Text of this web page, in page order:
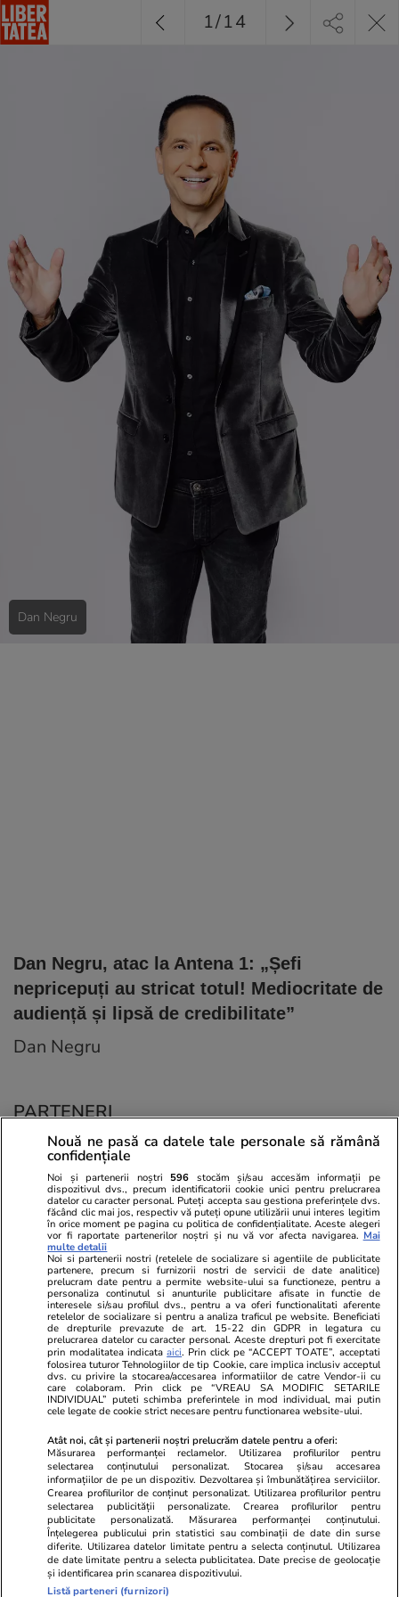
Dan Negru
Dan Negru, atac la Antena 1: „Șefi
nepricepuți au stricat totul! Mediocritate de
audiență și lipsă de credibilitate”
Dan Negru
1/14
PARTENERI
Viva.ro
Ce s-a aflat despre prima soție a lui Claudiu
Manda i-a suprins pe toți! Dar mai ales gestul
făcut de Olguța pentru mama copilului
soțului e chiar cir...
Unica.ro
Nu și ei! S-au
căsnicie! Cei doi
secret. Nimeni
motiv al
© 2026 Ringier Romania. Toate drepturile rezervate
Actualizare preferințe cookies
Nouă ne pasă ca datele tale personale să rămână
confidențiale
Noi și partenerii noștri 596 stocăm și/sau accesăm informații pe
dispozitivul dvs., precum identificatorii cookie unici pentru prelucrarea
datelor cu caracter personal. Puteți accepta sau gestiona preferințele dvs.
făcând clic mai jos, respectiv vă puteți opune utilizării unui interes legitim
în orice moment pe pagina cu politica de confidențialitate. Aceste alegeri
vor fi raportate partenerilor noștri și nu vă vor afecta navigarea. Mai
multe detalii
Noi si partenerii nostri (retelele de socializare si agentiile de publicitate
partenere, precum si furnizorii nostri de servicii de date analitice)
prelucram date pentru a permite website-ului sa functioneze, pentru a
personaliza continutul si anunturile publicitare afisate in functie de
interesele si/sau profilul dvs., pentru a va oferi functionalitati aferente
retelelor de socializare si pentru a analiza traficul pe website. Beneficiati
de drepturile prevazute de art. 15-22 din GDPR in legatura cu
prelucrarea datelor cu caracter personal. Aceste drepturi pot fi exercitate
prin modalitatea indicataaici. Prin click pe “ACCEPT TOATE”, acceptati
folosirea tuturor Tehnologiilor de tip Cookie, care implica inclusiv acceptul
dvs. cu privire la stocarea/accesarea informatiilor de catre Vendor-ii cu
care colaboram. Prin click pe “VREAU SA MODIFIC SETARILE
INDIVIDUAL” puteti schimba preferintele in mod individual, mai putin
cele legate de cookie strict necesare pentru functionarea website-ului.
Atât noi, cât și partenerii noștri prelucrăm datele pentru a oferi:
Măsurarea performanței reclamelor. Utilizarea profilurilor pentru
selectarea conținutului personalizat. Stocarea și/sau accesarea
informațiilor de pe un dispozitiv. Dezvoltarea și îmbunătățirea serviciilor.
Crearea profilurilor de conținut personalizat. Utilizarea profilurilor pentru
selectarea publicității personalizate. Crearea profilurilor pentru
publicitate personalizată. Măsurarea performanței conținutului.
Înțelegerea publicului prin statistici sau combinații de date din surse
diferite. Utilizarea datelor limitate pentru a selecta conținutul. Utilizarea
de date limitate pentru a selecta publicitatea. Date precise de geolocație
și identificarea prin scanarea dispozitivului.
Listă parteneri (furnizori)